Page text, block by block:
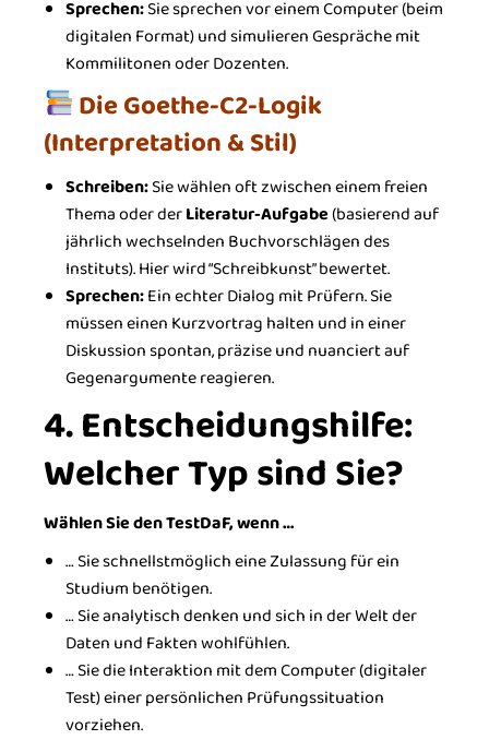
Sprechen:Sie sprechen vor einem Computer (beim
digitalen Format) und simulieren Gespräche mit
Kommilitonen oder Dozenten.
Die Goethe-C2-Logik
(Interpretation & Stil)
Schreiben:Sie wählen oft zwischen einem freien
Thema oder derLiteratur-Aufgabe(basierend auf
jährlich wechselnden Buchvorschlägen des
Instituts). Hier wird “Schreibkunst” bewertet.
Sprechen:Ein echter Dialog mit Prüfern. Sie
müssen einen Kurzvortrag halten und in einer
Diskussion spontan, präzise und nuanciert auf
Gegenargumente reagieren.
4. Entscheidungshilfe:
Welcher Typ sind Sie?
Wählen Sie den TestDaF, wenn …
… Sie schnellstmöglich eine Zulassung für ein
Studium benötigen.
… Sie analytisch denken und sich in der Welt der
Daten und Fakten wohlfühlen.
… Sie die Interaktion mit dem Computer (digitaler
Test) einer persönlichen Prüfungssituation
vorziehen.